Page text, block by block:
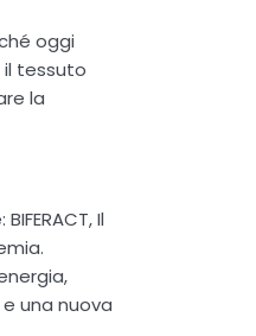
oggi
tessuto
la
Il
una nuova